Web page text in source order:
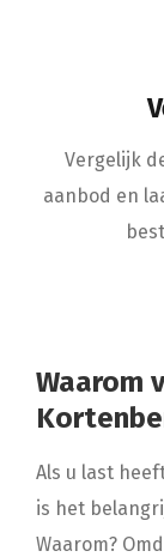
Vergelijk
aanbod en
Waarom
Als u last
is het
Waarom?